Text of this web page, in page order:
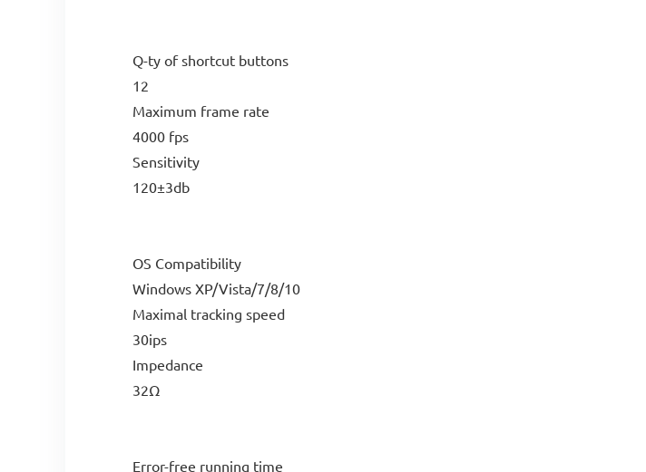
Q-ty of shortcut buttons
12
Maximum frame rate
4000 fps
Sensitivity
120±3db
OS Compatibility
Windows XP/Vista/7/8/10
Maximal tracking speed
30ips
Impedance
32Ω
Error-free running time